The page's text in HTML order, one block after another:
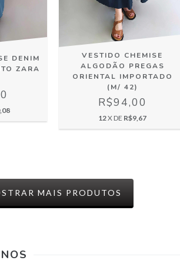
DENIM
ZARA
VESTIDO CHEMISE
ALGODÃO PREGAS
ORIENTAL IMPORTADO
(M/ 42)
R$94,00
12X DE R$9,67
MAIS PRODUTOS